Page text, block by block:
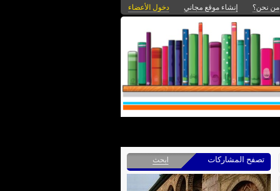
من نحن؟ إنشاء موقع مجاني دخول الأعضاء
تصفح المشاركات ابحث